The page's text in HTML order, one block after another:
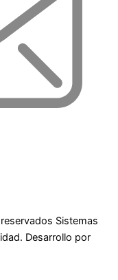
Sistemas
Desarrollo por